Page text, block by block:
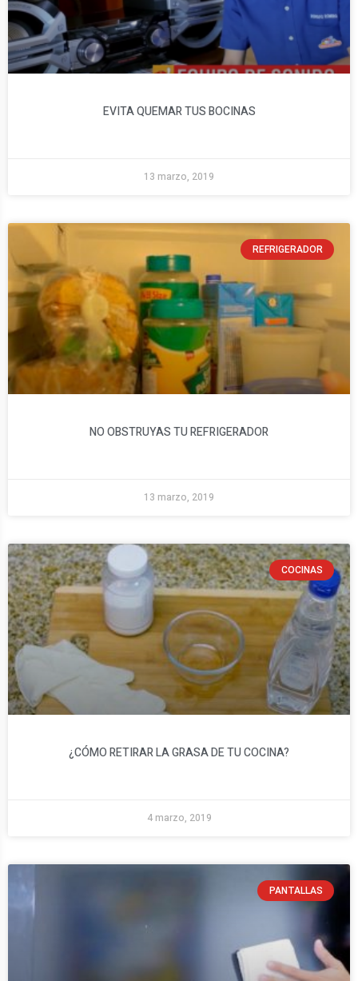
EVITA QUEMAR TUS BOCINAS
13 marzo, 2019
REFRIGERADOR
NO OBSTRUYAS TU REFRIGERADOR
13 marzo, 2019
COCINAS
¿CÓMO RETIRAR LA GRASA DE TU COCINA?
4 marzo, 2019
PANTALLAS